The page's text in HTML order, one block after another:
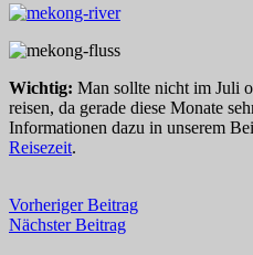
Wichtig: Man sollte nicht im Juli
reisen, da gerade diese Monate
Informationen dazu in unserem
Reisezeit.
Vorheriger Beitrag
Nächster Beitrag